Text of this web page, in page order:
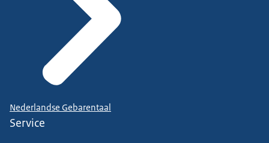
Nederlandse Gebarentaal
Service